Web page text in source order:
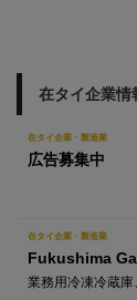
在タイ企業情
在タイ企業・製造業
広告募集中
在タイ企業・製造業
Fukushima
業務用冷凍冷蔵